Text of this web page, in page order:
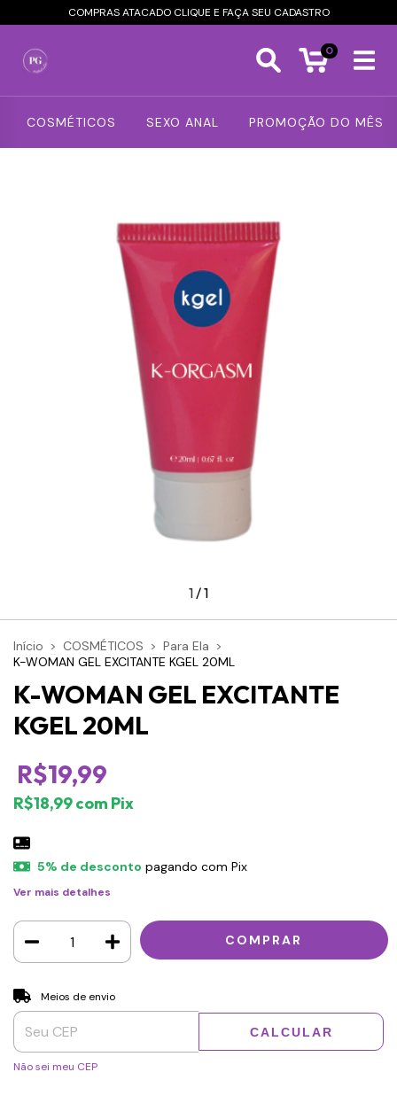
COMPRAS ATACADO CLIQUE E FAÇA SEU CADASTRO
0
COSMÉTICOS SEXO ANAL PROMOÇÃO DO MÊS
1/1
Início > COSMÉTICOS > Para Ela >
K-WOMAN GEL EXCITANTE KGEL 20ML
K-WOMAN GEL EXCITANTE
KGEL 20ML
R$19,99
R$18,99com Pix
5% de desconto pagando com Pix
Ver mais detalhes
Entregas para o CEP:
Meios de envio
CALCULAR
Não sei meu CEP